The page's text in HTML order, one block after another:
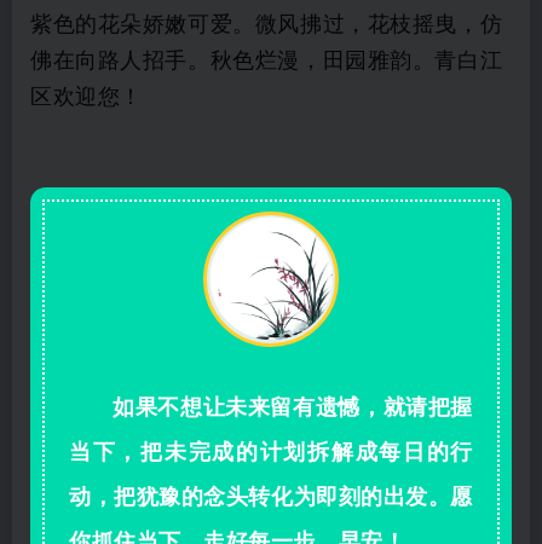
紫色的花朵娇嫩可爱。微风拂过，花枝摇曳，仿
佛在向路人招手。秋色烂漫，田园雅韵。青白江
区欢迎您！
如果不想让未来留有遗憾，就请把握
当下，把未完成的计划拆解成每日的行
动，把犹豫的念头转化为即刻的出发。愿